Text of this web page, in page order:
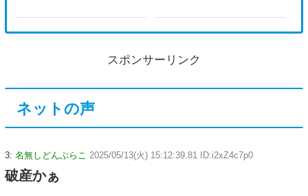
スポンサーリンク
ネットの声
3: 名無しどんぶらこ 2025/05/13(火) 15:12:39.81 ID:i2xZ4c7p0
破産かぁ